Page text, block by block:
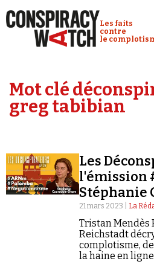
Conspiracy
Les faits
contre
le
Analyses
Émissions
Revues de
Newsletter
Mot clé
greg tabibian
Les
l'émission
Stéphanie
21 mars 2023 | La
Tristan Mendès
Reichstadt
complotisme,
la haine en